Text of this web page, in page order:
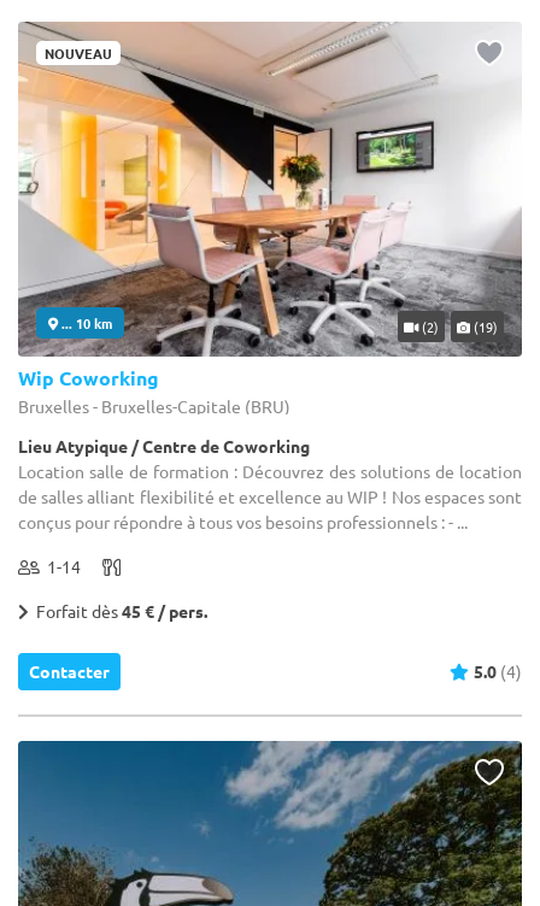
NOUVEAU
... 10 km (2) (19)
Wip Coworking
Bruxelles - Bruxelles-Capitale (BRU)
Lieu Atypique / Centre de Coworking
Location salle de formation : Découvrez des solutions de location
de salles alliant flexibilité et excellence au WIP ! Nos espaces sont
conçus pour répondre à tous vos besoins professionnels : - ...
1-14
Forfait dès45 € / pers.
Contacter 5.0 (4)